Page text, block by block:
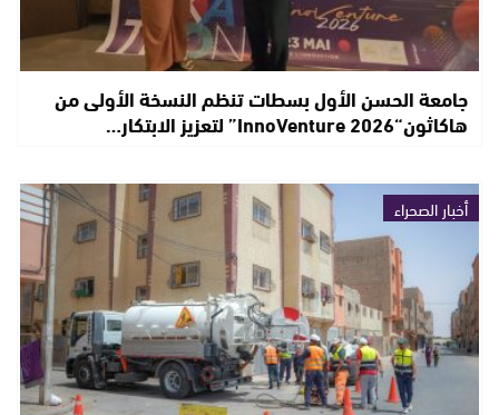
جامعة الحسن الأول بسطات تنظم النسخة الأولى من
هاكاثون“InnoVenture 2026” لتعزيز الابتكار…
أخبار الصحراء